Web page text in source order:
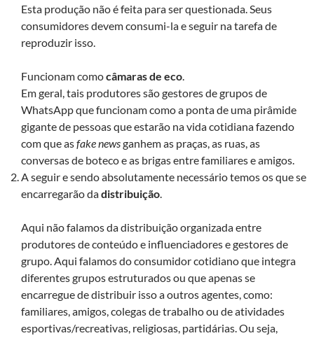
Esta produção não é feita para ser questionada. Seus
consumidores devem consumi-la e seguir na tarefa de
reproduzir isso.
Funcionam comocâmaras de eco.
Em geral, tais produtores são gestores de grupos de
WhatsApp que funcionam como a ponta de uma pirâmide
gigante de pessoas que estarão na vida cotidiana fazendo
com que asfake newsganhem as praças, as ruas, as
conversas de boteco e as brigas entre familiares e amigos.
A seguir e sendo absolutamente necessário temos os que se
encarregarão dadistribuição.
Aqui não falamos da distribuição organizada entre
produtores de conteúdo e influenciadores e gestores de
grupo. Aqui falamos do consumidor cotidiano que integra
diferentes grupos estruturados ou que apenas se
encarregue de distribuir isso a outros agentes, como:
familiares, amigos, colegas de trabalho ou de atividades
esportivas/recreativas, religiosas, partidárias. Ou seja,